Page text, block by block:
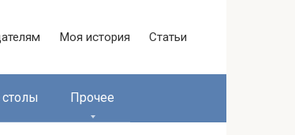
Моя история Статьи
Прочее